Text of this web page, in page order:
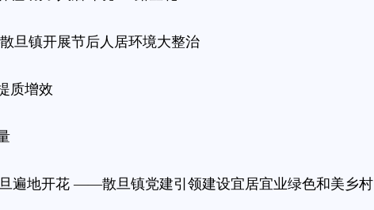
旦镇开展节后人居环境大整治
质增效
遍地开花 ——散旦镇党建引领建设宜居宜业绿色和美乡村